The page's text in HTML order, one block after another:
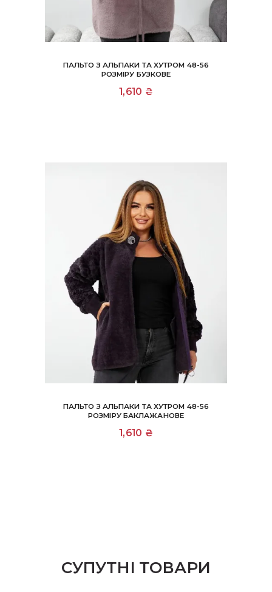
ПАЛЬТО З АЛЬПАКИ ТА ХУТРОМ 48-56
РОЗМІРУ БУЗКОВЕ
1,610 ₴
ПАЛЬТО З АЛЬПАКИ ТА ХУТРОМ 48-56
РОЗМІРУ БАКЛАЖАНОВЕ
1,610 ₴
СУПУТНІ ТОВАРИ